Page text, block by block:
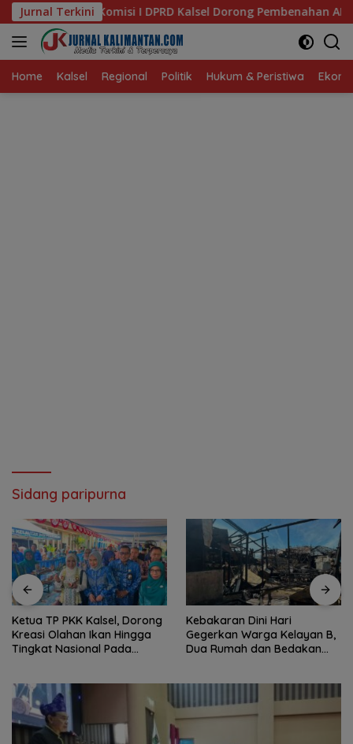
Langsung
ke
konten
Jurnal Terkini
Kalsel Dorong Pembenahan AMKS Hasanuddin
Home Kalsel Regional Politik Hukum & Peristiwa
Sidang paripurna
Ketua TP PKK Kalsel, Dorong
Kreasi Olahan Ikan Hingga
Tingkat Nasional Pada
Kebakaran Dini Hari
Gegerkan Warga Kelayan B,
Dua Rumah dan Bedakan